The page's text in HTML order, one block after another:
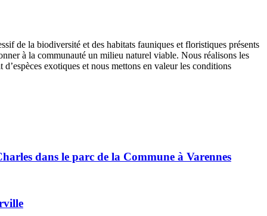
de la biodiversité et des habitats fauniques et floristiques présents
à la communauté un milieu naturel viable. Nous réalisons les
exotiques et nous mettons en valeur les conditions
dans le parc de la Commune à Varennes